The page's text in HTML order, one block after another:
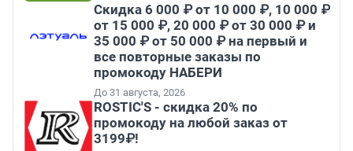
Скидка 6 000 ₽ от 10 000 ₽, 10 000 ₽
от 15 000 ₽, 20 000 ₽ от 30 000 ₽ и
35 000 ₽ от 50 000 ₽ на первый и
все повторные заказы по
промокоду НАБЕРИ
До 31 августа, 2026
ROSTIC'S - скидка 20% по
промокоду на любой заказ от
3199₽!